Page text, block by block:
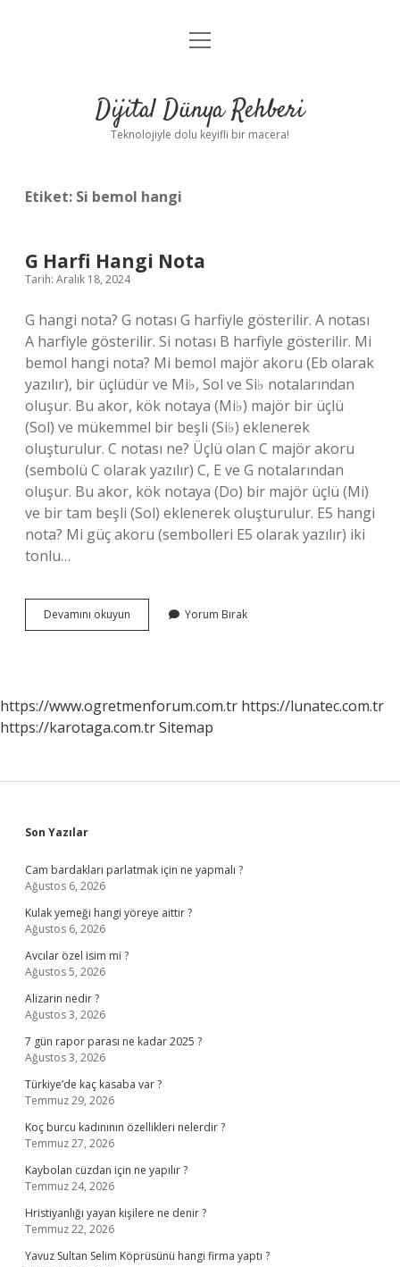
Anasayfa
Yasal Uyarı
menüyü
Dijital Dünya Rehberi
Teknolojiyle dolu keyifli bir macera!
Etiket: Si bemol hangi
G Harfi Hangi Nota
Tarih: Aralık 18, 2024
G hangi nota? G notası G harfiyle gösterilir. A notası
A harfiyle gösterilir. Si notası B harfiyle gösterilir. Mi
bemol hangi nota? Mi bemol majör akoru (Eb olarak
yazılır), bir üçlüdür ve Mi♭, Sol ve Si♭ notalarından
oluşur. Bu akor, kök notaya (Mi♭) majör bir üçlü
(Sol) ve mükemmel bir beşli (Si♭) eklenerek
oluşturulur. C notası ne? Üçlü olan C majör akoru
(sembolü C olarak yazılır) C, E ve G notalarından
oluşur. Bu akor, kök notaya (Do) bir majör üçlü (Mi)
ve bir tam beşli (Sol) eklenerek oluşturulur. E5 hangi
nota? Mi güç akoru (sembolleri E5 olarak yazılır) iki
tonlu…
Devamını okuyun
Harfi
Yorum Bırak
https://www.ogretmenforum.com.tr https://lunatec.com.tr
https://karotaga.com.trSitemap
Sidebar
Son Yazılar
Cam bardakları parlatmak için ne yapmalı ?
Ağustos 6, 2026
Kulak yemeği hangi yöreye aittir ?
Ağustos 6, 2026
Avcılar özel isim mi ?
Ağustos 5, 2026
Alizarin nedir ?
Ağustos 3, 2026
7 gün rapor parası ne kadar 2025 ?
Ağustos 3, 2026
Türkiye’de kaç kasaba var ?
Temmuz 29, 2026
Koç burcu kadınının özellikleri nelerdir ?
Temmuz 27, 2026
Kaybolan cüzdan için ne yapılır ?
Temmuz 24, 2026
Hristiyanlığı yayan kişilere ne denir ?
Temmuz 22, 2026
Yavuz Sultan Selim Köprüsünü hangi firma yaptı ?